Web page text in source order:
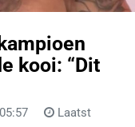
kooi: “Dit
Laatst